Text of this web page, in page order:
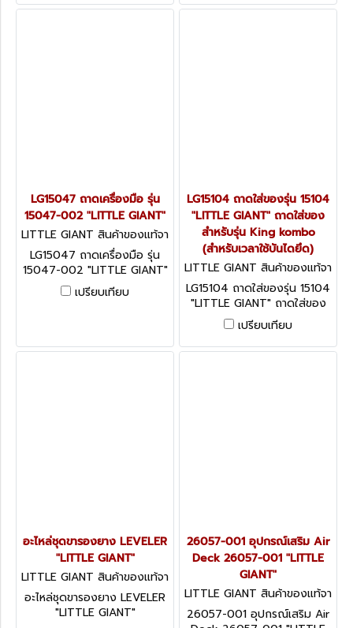
LG15047 ถาดเครื่องมือ รุ่น
15047-002 "LITTLE GIANT"
LITTLE GIANT สินค้าของแท้จา
กโรงงานผู้ผลิต LG15047
LG15047 ถาดเครื่องมือ รุ่น
15047-002 "LITTLE GIANT"
เปรียบเทียบ
LG15104 ถาดใส่ของรุ่น 15104
"LITTLE GIANT" ถาดใส่ของ
สำหรับรุ่น King kombo
(สำหรับเวลาใช้บันไดยึด)
LITTLE GIANT สินค้าของแท้จา
กโรงงานผู้ผลิต LG15104
LG15104 ถาดใส่ของรุ่น 15104
"LITTLE GIANT" ถาดใส่ของ
สำหรับรุ่น King kombo (สำหรับ
เวลาใช้บันไดยึด)
เปรียบเทียบ
อะไหล่ชุดขารองยาง LEVELER
"LITTLE GIANT"
LITTLE GIANT สินค้าของแท้จา
กโรงงานผู้ผลิต LEVELER SPA
RES
อะไหล่ชุดขารองยาง LEVELER
"LITTLE GIANT"
26057-001 อุปกรณ์เสริม Air
Deck 26057-001 "LITTLE
GIANT"
LITTLE GIANT สินค้าของแท้จา
กโรงงานผู้ผลิต 26057-001
26057-001 อุปกรณ์เสริม Air